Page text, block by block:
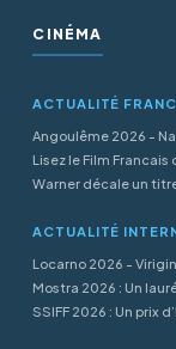
CINÉMA
ACTUALITÉ
Angoulême 2026 -
Lisez le Film Francais
Warner décale un
ACTUALITÉ
Locarno 2026 -
Mostra 2026 : Un
SSIFF 2026 : Un prix